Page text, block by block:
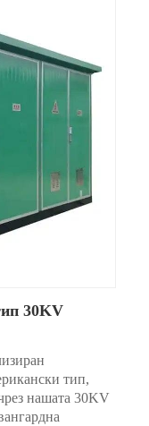
30KV
тип,
нашата 30KV